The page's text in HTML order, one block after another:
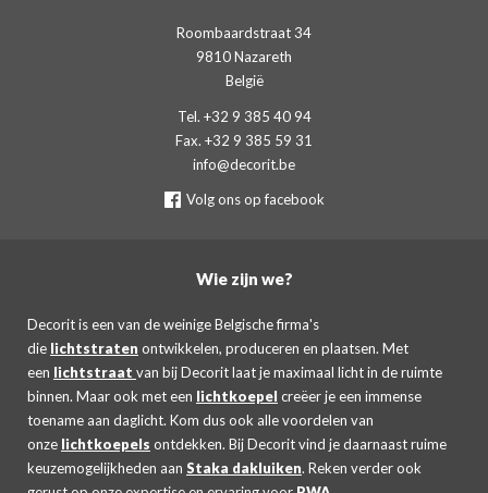
Roombaardstraat 34
9810 Nazareth
België
Tel. +32 9 385 40 94
Fax. +32 9 385 59 31
info@decorit.be
Volg ons op facebook
Wie zijn we?
Decorit is een van de weinige Belgische firma's
die lichtstraten ontwikkelen, produceren en plaatsen. Met
een lichtstraat van bij Decorit laat je maximaal licht in de ruimte
binnen. Maar ook met een lichtkoepel creëer je een immense
toename aan daglicht. Kom dus ook alle voordelen van
onze lichtkoepels ontdekken. Bij Decorit vind je daarnaast ruime
keuzemogelijkheden aan Staka dakluiken. Reken verder ook